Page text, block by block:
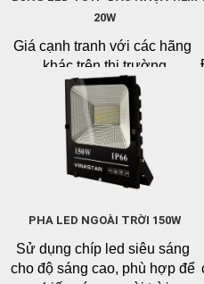
20W
Giá cạnh tranh với các hãng
khác trên thị trường
Đèn sử dụng công nghệ LED
siêu sáng, tiết kiệm điện năng
và tuổi thọ cao
Ánh sáng ổn định, tốt cho mắt
Tương thích điện từ trường
không gây ra hiện tượng
và không bị ảnh hưởng nhiễu
của các thiết bị điện tử khác
Không chứa thủy ngân và
PHA LED NGOÀI TRỜI 150W
Sử dụng chíp led siêu sáng
cho độ sáng cao, phù hợp để